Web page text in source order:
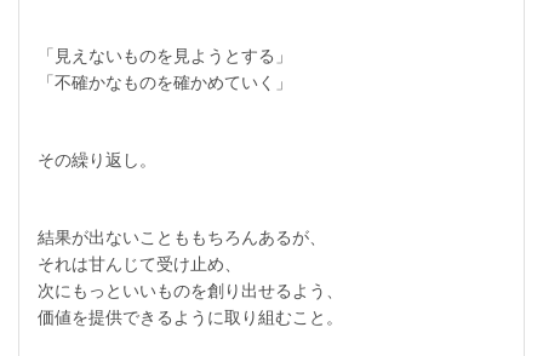
「見えないものを見ようとする」
「不確かなものを確かめていく」
その繰り返し。
結果が出ないことももちろんあるが、
それは甘んじて受け止め、
次にもっといいものを創り出せるよう、
価値を提供できるように取り組むこと。